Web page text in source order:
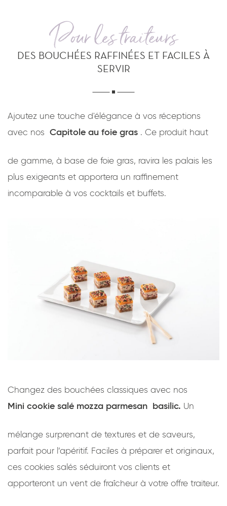
Pour les traiteurs
DES BOUCHÉES RAFFINÉES ET FACILES À
SERVIR
Ajoutez une touche d'élégance à vos réceptions
avec nos Capitole au foie gras . Ce produit haut
de gamme, à base de foie gras, ravira les palais les
plus exigeants et apportera un raffinement
incomparable à vos cocktails et buffets.
Changez des bouchées classiques avec nos
Mini cookie salé mozza parmesan basilic. Un
mélange surprenant de textures et de saveurs,
parfait pour l’apéritif. Faciles à préparer et originaux,
ces cookies salés séduiront vos clients et
apporteront un vent de fraîcheur à votre offre traiteur.